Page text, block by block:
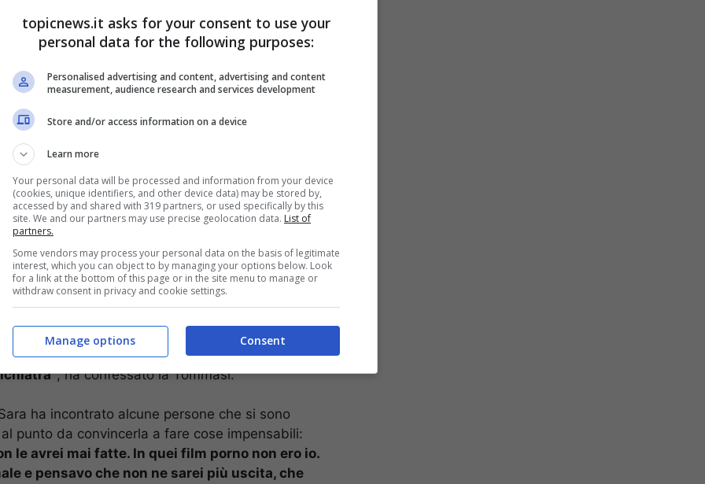
di natura personale.
alla tragica
periodo complicatissimo, ha rotto il silenzio
“Ero un morto che camminava a causa
, ha confessato la Tommasi.
ha incontrato alcune persone che si sono
punto da convincerla a fare cose impensabili:
le avrei mai fatte. In quei film porno non ero io.
e pensavo che non ne sarei più uscita, che
topicnews.it asks for your consent to use your
personal data for the following purposes:
Personalised advertising and content, advertising and content
measurement, audience research and services development
Store and/or access information on a device
Learn more
Your personal data will be processed and information from your device
(cookies, unique identifiers, and other device data) may be stored by,
accessed by and shared with 319 partners, or used specifically by this
site. We and our partners may use precise geolocation data. List of
partners.
Some vendors may process your personal data on the basis of legitimate
interest, which you can object to by managing your options below. Look
for a link at the bottom of this page or in the site menu to manage or
withdraw consent in privacy and cookie settings.
Consent
Manage options